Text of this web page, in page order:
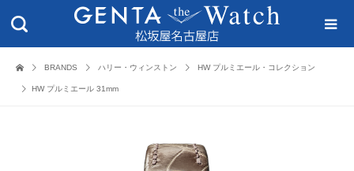
BRANDS ハリー・ウィンストン HW プルミエール・コレクション
HW プルミエール 31mm